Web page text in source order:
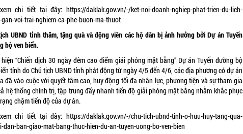
chi tiết tại đây: https://daklak.gov.vn/-/ket-noi-doanh-nghiep-phat-trien-du-lich-
voi-trai-nghiem-ca-phe-buon-ma-thuot
UBND tỉnh thăm, tặng quà và động viên các hộ dân bị ảnh hưởng bởi Dự án Tuyến
bộ ven biển.
“Chiến dịch 30 ngày đêm cao điểm giải phóng mặt bằng” Dự án Tuyến đường bộ
tỉnh do Chủ tịch UBND tỉnh phát động từ ngày 4/5 đến 4/6, các địa phương có dự án
đã vào cuộc với quyết tâm cao, huy động tối đa nhân lực, phương tiện và sự tham gia
hệ thống chính trị, tập trung đẩy nhanh tiến độ giải phóng mặt bằng nhằm khắc phục
chậm tiến độ của dự án.
chi tiết tại đây: https://daklak.gov.vn/-/chu-tich-ubnd-tinh-o-huu-huy-tang-qua-
dan-ban-giao-mat-bang-thuc-hien-du-an-tuyen-uong-bo-ven-bien